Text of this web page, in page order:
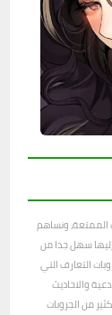
الممتعة، ونساهم
سهل جدا من
التعارف التي
والاحاديث
من الجروبات